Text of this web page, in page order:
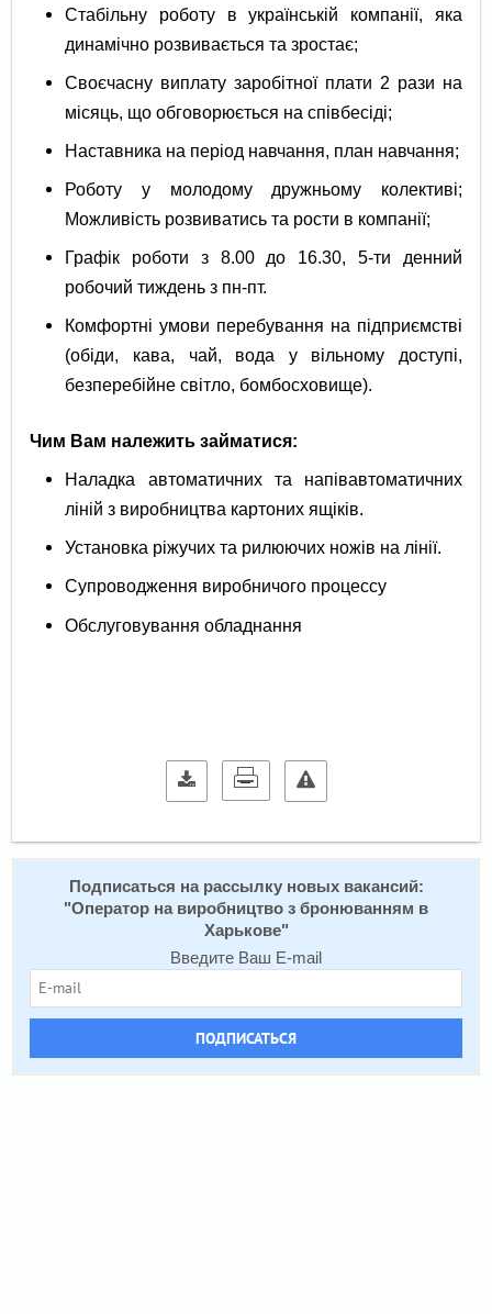
Стабільну роботу в українській компанії, яка
динамічно розвивається та зростає;
Своєчасну виплату заробітної плати 2 рази на
місяць, що обговорюється на співбесіді;
Наставника на період навчання, план навчання;
Роботу у молодому дружньому колективі;
Можливість розвиватись та рости в компанії;
Графік роботи з 8.00 до 16.30, 5-ти денний
робочий тиждень з пн-пт.
Комфортні умови перебування на підприємстві
(обіди, кава, чай, вода у вільному доступі,
безперебійне світло, бомбосховище).
Чим Вам належить займатися:
Наладка автоматичних та напівавтоматичних
ліній з виробництва картоних ящіків.
Установка ріжучих та рилюючих ножів на лінії.
Супроводження виробничого процессу
Обслуговування обладнання
Подписаться на расcылку новых вакансий:
"Оператор на виробництво з бронюванням в
Харькове"
Введите Ваш E-mail
ПОДПИСАТЬСЯ